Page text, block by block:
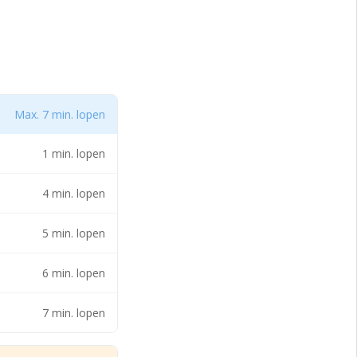
Max. 7 min. lopen
1 min. lopen
4 min. lopen
5 min. lopen
6 min. lopen
7 min. lopen